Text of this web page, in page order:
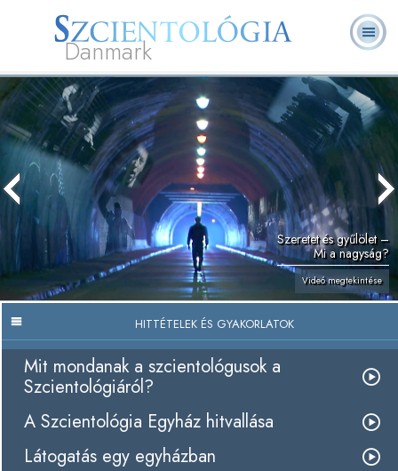
Danmark
Rólunk
L. Ron
Hubbard
Mi a
Szcientológia?
Önkéntes
lelkészek
GYIK Könyvek
Szeretet és gyűlölet –
Mi a nagyság?
Videó megtekintése
HITTÉTELEK ÉS GYAKORLATOK
Mit mondanak a szcientológusok a
Szcientológiáról?
A Szcientológia Egyház hitvallása
Látogatás egy egyházban